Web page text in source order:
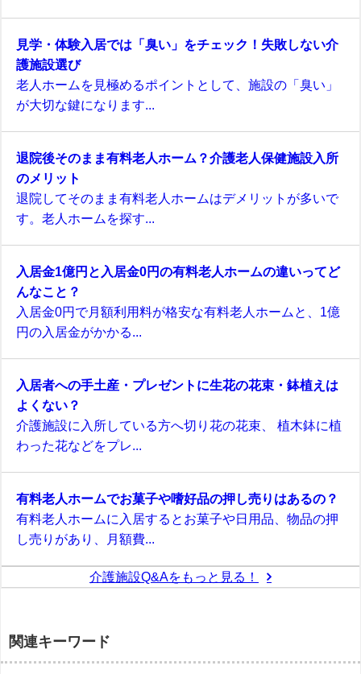
見学・体験入居では「臭い」をチェック！失敗しない介
護施設選び
老人ホームを見極めるポイントとして、施設の「臭い」
が大切な鍵になります...
退院後そのまま有料老人ホーム？介護老人保健施設入所
のメリット
退院してそのまま有料老人ホームはデメリットが多いで
す。老人ホームを探す...
入居金1億円と入居金0円の有料老人ホームの違いってど
んなこと？
入居金0円で月額利用料が格安な有料老人ホームと、1億
円の入居金がかかる...
入居者への手土産・プレゼントに生花の花束・鉢植えは
よくない？
介護施設に入所している方へ切り花の花束、 植木鉢に植
わった花などをプレ...
有料老人ホームでお菓子や嗜好品の押し売りはあるの？
有料老人ホームに入居するとお菓子や日用品、物品の押
し売りがあり、月額費...
介護施設Q&Aをもっと見る！
関連キーワード